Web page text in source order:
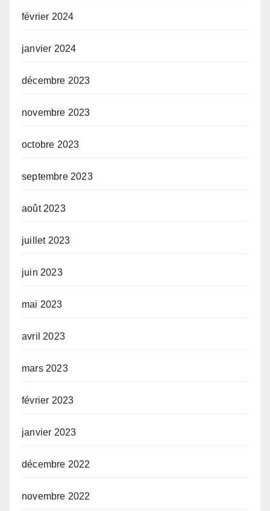
février 2024
janvier 2024
décembre 2023
novembre 2023
octobre 2023
septembre 2023
août 2023
juillet 2023
juin 2023
mai 2023
avril 2023
mars 2023
février 2023
janvier 2023
décembre 2022
novembre 2022